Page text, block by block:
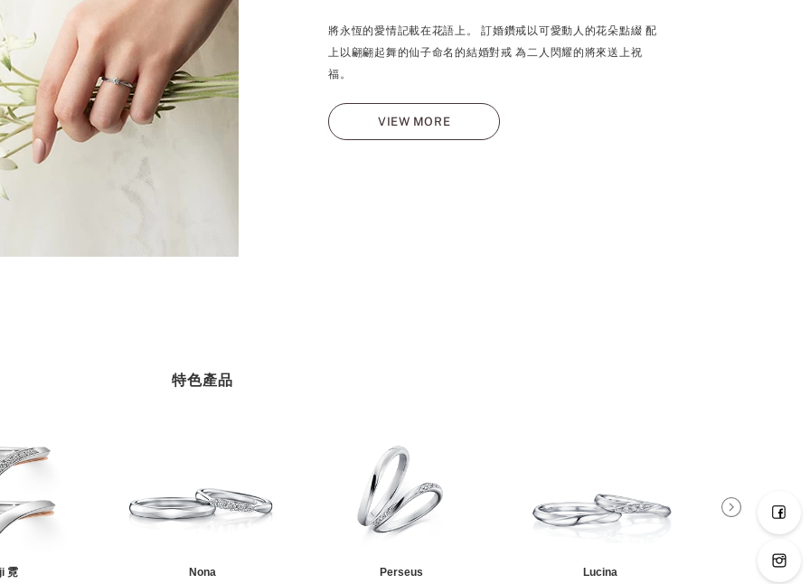
將永恆的愛情記載在花語上。 訂婚鑽戒以可愛動人的花朵點綴 配
上以翩翩起舞的仙子命名的結婚對戒 為二人閃耀的將來送上祝
福。
VIEW MORE
特色產品
霓 Nona Perseus Lucina